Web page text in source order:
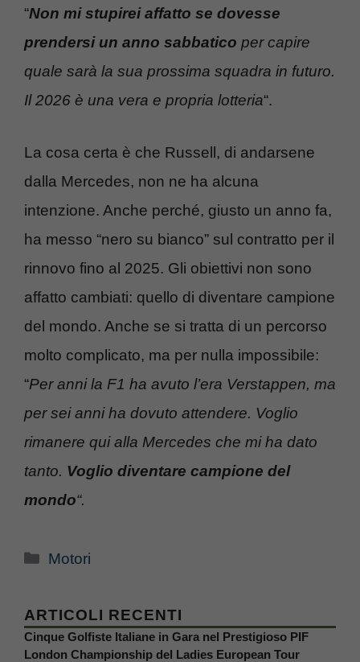
“Non mi stupirei affatto se dovesse
prendersi un anno sabbatico per capire
quale sarà la sua prossima squadra in futuro.
Il 2026 è una vera e propria lotteria“.
La cosa certa è che Russell, di andarsene
dalla Mercedes, non ne ha alcuna
intenzione. Anche perché, giusto un anno fa,
ha messo “nero su bianco” sul contratto per il
rinnovo fino al 2025. Gli obiettivi non sono
affatto cambiati: quello di diventare campione
del mondo. Anche se si tratta di un percorso
molto complicato, ma per nulla impossibile:
“Per anni la F1 ha avuto l’era Verstappen, ma
per sei anni ha dovuto attendere. Voglio
rimanere qui alla Mercedes che mi ha dato
tanto. Voglio diventare campione del
mondo“.
Categorie
Motori
ARTICOLI RECENTI
Cinque Golfiste Italiane in Gara nel Prestigioso PIF
London Championship del Ladies European Tour